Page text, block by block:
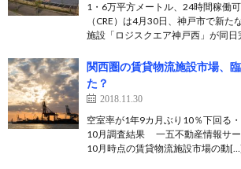
1・6万平方メートル、24時間稼働
（CRE）は4月30日、神戸市で新
施設「ロジスクエア神戸西」が同
関西圏の賃貸物流施設市場、
た？
2018.11.30
空室率が1年9カ月ぶり10％下回る
10月調査結果 一五不動産情報サ
10月時点の賃貸物流施設市場の動